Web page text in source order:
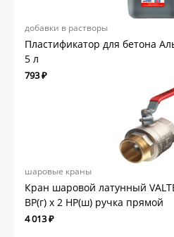
добавки в растворы
Пластификатор для бетона
5 л
793 ₽
шаровые краны
Кран шаровой латунный
ВР(г) х 2 НР(ш) ручка прямой
4 013 ₽